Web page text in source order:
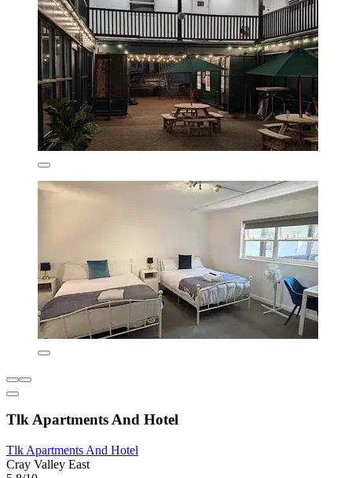
Tlk Apartments And Hotel
Tlk Apartments And Hotel
Cray Valley East